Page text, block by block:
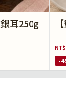
耳250g
NT$
-